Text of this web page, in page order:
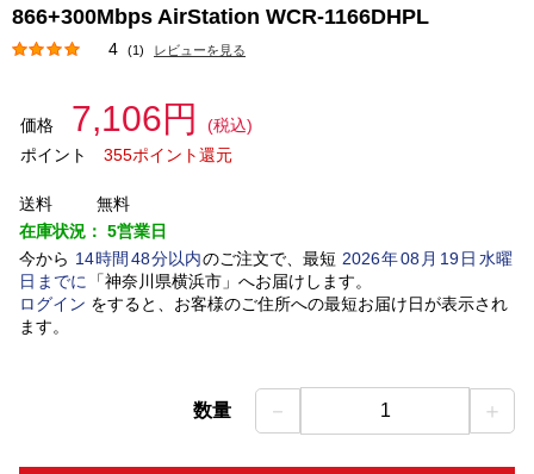
866+300Mbps AirStation WCR-1166DHPL
4 (1) レビューを見る
価格 7,106円
(税込)
ポイント
355ポイント還元
送料
無料
在庫状況： 5営業日
今から 14時間 48分以内のご注文で、最短 2026年08 月 19日水曜
日 までに 「神奈川県横浜市」 へお届けします。
ログイン をすると、お客様のご住所への最短お届け日が表示され
ます。
数量 － 1 ＋